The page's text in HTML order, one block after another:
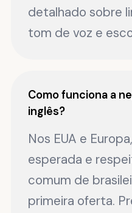
detalhado sobre
tom de voz e
Como funciona a
inglês?
Nos EUA e
esperada e
comum de
primeira oferta.